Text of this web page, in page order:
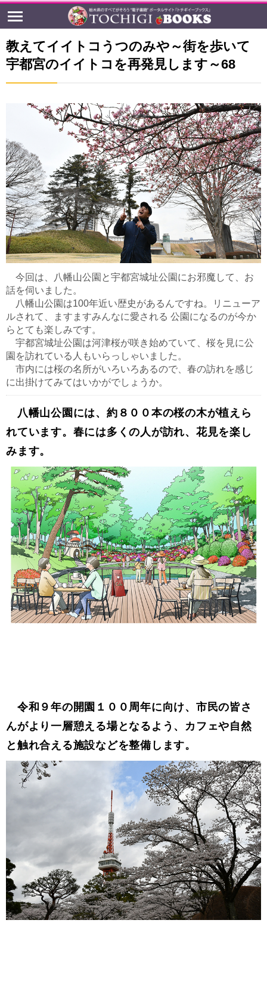
教えてイイトコうつのみや～街を歩いて
宇都宮のイイトコを再発見します～68
今回は、八幡山公園と宇都宮城址公園にお邪魔して、お
話を伺いました。
八幡山公園は100年近い歴史があるんですね。リニューア
ルされて、ますますみんなに愛される 公園になるのが今か
らとても楽しみです。
宇都宮城址公園は河津桜が咲き始めていて、桜を見に公
園を訪れている人もいらっしゃいました。
市内には桜の名所がいろいろあるので、春の訪れを感じ
に出掛けてみてはいかがでしょうか。
八幡山公園には、約８００本の桜の木が植えら
れています。春には多くの人が訪れ、花見を楽し
みます。
令和９年の開園１００周年に向け、市民の皆さ
んがより一層憩える場となるよう、カフェや自然
と触れ合える施設などを整備します。